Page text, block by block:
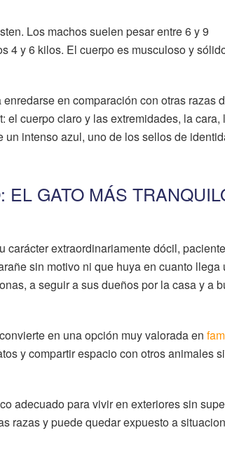
Los machos suelen pesar entre 6 y 9
4 y 6 kilos. El cuerpo es musculoso y
en comparación con otras razas
el cuerpo claro y las extremidades, la cara,
intenso azul, uno de los sellos de
GATO MÁS
carácter extraordinariamente dócil,
sin motivo ni que huya en cuanto llega
a seguir a sus dueños por la casa y a
en una opción muy valorada en
y compartir espacio con otros animales
adecuado para vivir en exteriores sin
razas y puede quedar expuesto a